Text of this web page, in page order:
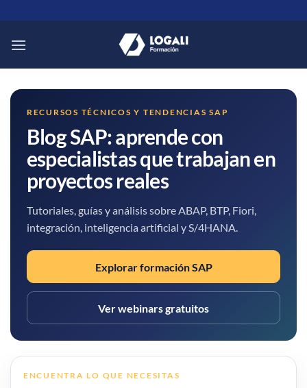
al
contenido
RECURSOS TÉCNICOS Y TENDENCIAS SAP
Blog SAP: aprende con
especialistas que trabajan en
proyectos reales
Tutoriales, guías y análisis sobre ABAP, BTP, Fiori,
integración, inteligencia artificial y S/4HANA.
Explorar formación SAP
Ver webinars gratuitos
ENCUENTRA LO QUE NECESITAS